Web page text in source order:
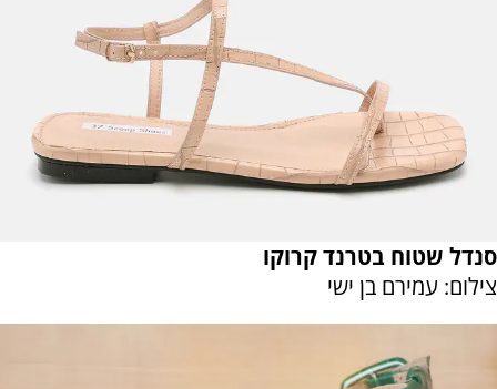
סנדל שטוח בטרנד קרוקו
צילום: עמירם בן ישי